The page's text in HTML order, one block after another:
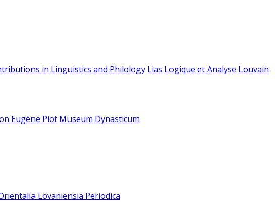
in Linguistics and Philology Lias Logique et Analyse Louvain
Eugène Piot Museum Dynasticum
Lovaniensia Periodica